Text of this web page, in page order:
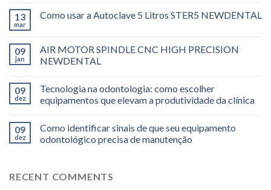
13
mar
Como usar a Autoclave 5 Litros STER5 NEWDENTAL
09
jan
AIR MOTOR SPINDLE CNC HIGH PRECISION
NEWDENTAL
09
dez
Tecnologia na odontologia: como escolher
equipamentos que elevam a produtividade da clínica
09
dez
Como identificar sinais de que seu equipamento
odontológico precisa de manutenção
RECENT COMMENTS